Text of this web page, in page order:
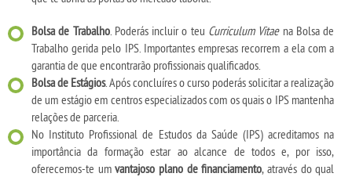
Bolsa de Trabalho. Poderás incluir o teu Curriculum Vitaena Bolsa de
Trabalho gerida pelo IPS. Importantes empresas recorrem a ela com a
garantia de que encontrarão profissionais qualificados.
Bolsa de Estágios. Após concluíres o curso poderás solicitar a realização
de um estágio em centros especializados com os quais o IPS mantenha
relações de parceria.
No Instituto Profissional de Estudos da Saúde (IPS) acreditamos na
importância da formação estar ao alcance de todos e, por isso,
oferecemos-te umvantajoso plano de financiamento, através do qual